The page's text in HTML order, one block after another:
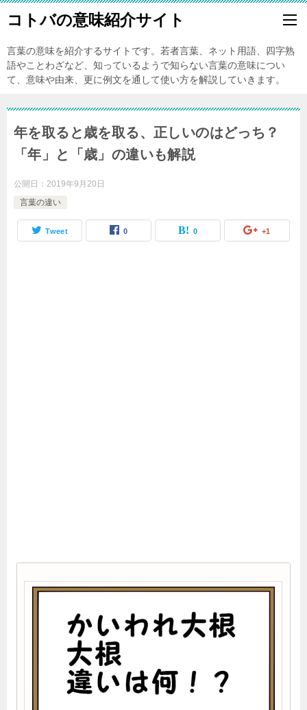
コトバの意味紹介サイト
言葉の意味を紹介するサイトです。若者言葉、ネット用語、四字熟
語やことわざなど、知っているようで知らない言葉の意味につい
て、意味や由来、更に例文を通して使い方を解説していきます。
年を取ると歳を取る、正しいのはどっち？
「年」と「歳」の違いも解説
公開日： 2019年9月20日
言葉の違い
Tweet 0 0 +1